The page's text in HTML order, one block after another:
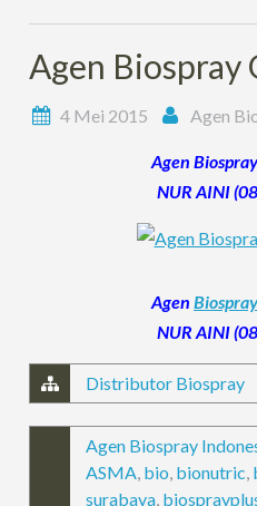
Agen Biospray
4 Mei 2015 Agen
Agen
NUR AINI
Agen Biospray
NUR AINI
Distributor Biospray
Agen Biospray
ASMA, bio, bionutric,
surabaya,